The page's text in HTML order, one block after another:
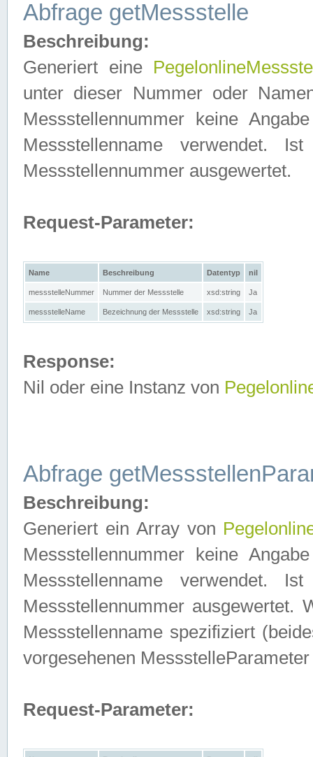
Abfrage getMessstelle
Beschreibung:
Generiert eine
unter dieser Nummer oder
Messstellennummer keine
Messstellenname verwendet.
Messstellennummer ausgewertet.
Request-Parameter:
Name Beschreibung Datentyp nil
messstelleNummer Nummer der Messstelle xsd:string Ja
messstelleName Bezeichnung der Messstelle xsd:string Ja
Response:
Nil oder eine Instanz von
Abfrage
Beschreibung:
Generiert ein Array von
Messstellennummer keine
Messstellenname verwendet.
Messstellennummer ausgewertet.
Messstellenname spezifiziert
vorgesehenen
Request-Parameter: